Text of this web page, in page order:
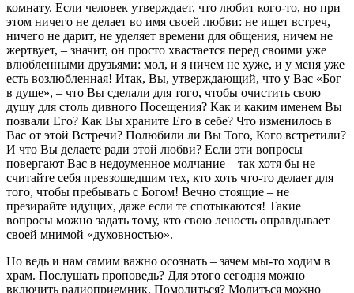
комнату. Если человек утверждает, что любит кого-то, но при
этом ничего не делает во имя своей любви: не ищет встреч,
ничего не дарит, не уделяет времени для общения, ничем не
жертвует, – значит, он просто хвастается перед своими уже
влюбленными друзьями: мол, и я ничем не хуже, и у меня уже
есть возлюбленная! Итак, Вы, утверждающий, что у Вас «Бог
в душе», – что Вы сделали для того, чтобы очистить свою
душу для столь дивного Посещения? Как и каким именем Вы
позвали Его? Как Вы храните Его в себе? Что изменилось в
Вас от этой Встречи? Полюбили ли Вы Того, Кого встретили?
И что Вы делаете ради этой любви? Если эти вопросы
повергают Вас в недоуменное молчание – так хотя бы не
считайте себя превзошедшим тех, кто хоть что-то делает для
того, чтобы пребывать с Богом! Вечно стоящие – не
презирайте идущих, даже если те спотыкаются! Такие
вопросы можно задать тому, кто свою леность оправдывает
своей мнимой «духовностью».
Но ведь и нам самим важно осознать – зачем мы-то ходим в
храм. Послушать проповедь? Для этого сегодня можно
включить радиоприемник. Помолиться? Молиться можно